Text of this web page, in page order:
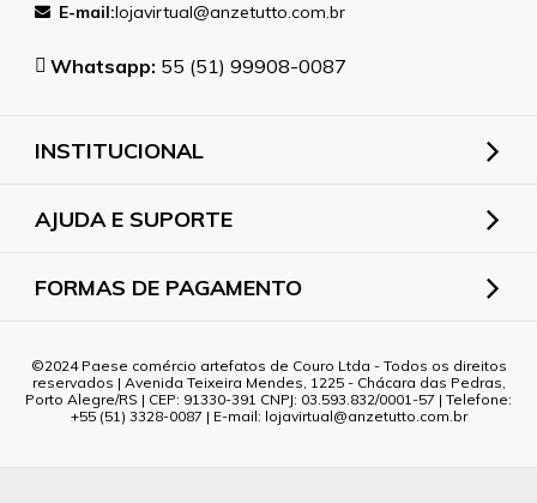
E-mail:lojavirtual@anzetutto.com.br
Whatsapp: 55 (51) 99908-0087
INSTITUCIONAL
AJUDA E SUPORTE
FORMAS DE PAGAMENTO
2024 Paese comércio artefatos de Couro Ltda - Todos os direitos
reservados | Avenida Teixeira Mendes, 1225 - Chácara das Pedras,
Porto Alegre/RS | CEP: 91330-391 CNPJ: 03.593.832/0001-57 | Telefone:
+55 (51) 3328-0087 | E-mail: lojavirtual@anzetutto.com.br